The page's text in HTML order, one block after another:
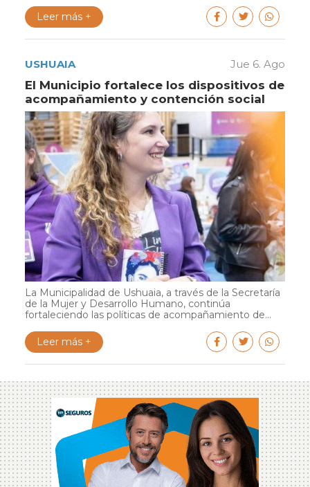
Leer más +
USHUAIA Jue 6. Ago
El Municipio fortalece los dispositivos de
acompañamiento y contención social
La Municipalidad de Ushuaia, a través de la Secretaría
de la Mujer y Desarrollo Humano, continúa
fortaleciendo las políticas de acompañamiento de...
Leer más +